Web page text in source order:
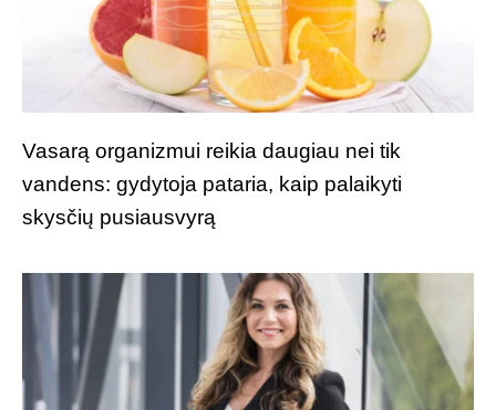
Vasarą organizmui reikia daugiau nei tik
vandens: gydytoja pataria, kaip palaikyti
skysčių pusiausvyrą